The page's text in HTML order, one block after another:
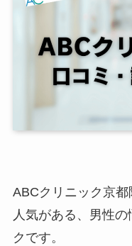
ABCクリニック京
人気がある、男性
クです。